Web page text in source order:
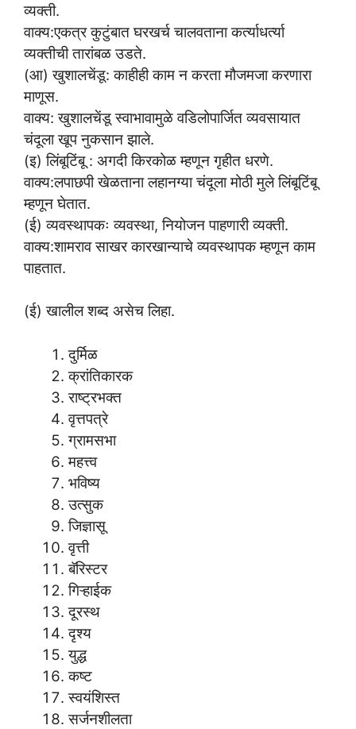
व्यक्ती.
वाक्य:एकत्र कुटुंबात घरखर्च चालवताना कर्त्याधर्त्या
व्यक्तीची तारांबळ उडते.
(आ) खुशालचेंडू: काहीही काम न करता मौजमजा करणारा
माणूस.
वाक्य: खुशालचेंडू स्वाभावामुळे वडिलोपार्जित व्यवसायात
चंदूला खूप नुकसान झाले.
(इ) लिंबूटिंबू : अगदी किरकोळ म्हणून गृहीत धरणे.
वाक्य:लपाछपी खेळताना लहानग्या चंदूला मोठी मुले लिंबूटिंबू
म्हणून घेतात.
(ई) व्यवस्थापकः व्यवस्था, नियोजन पाहणारी व्यक्ती.
वाक्य:शामराव साखर कारखान्याचे व्यवस्थापक म्हणून काम
पाहतात.
(ई) खालील शब्द असेच लिहा.
दुर्मिळ
क्रांतिकारक
राष्ट्रभक्त
वृत्तपत्रे
ग्रामसभा
महत्त्व
भविष्य
उत्सुक
जिज्ञासू
वृत्ती
बॅरिस्टर
गिऱ्हाईक
दूरस्थ
दृश्य
युद्ध
कष्ट
स्वयंशिस्त
सर्जनशीलता